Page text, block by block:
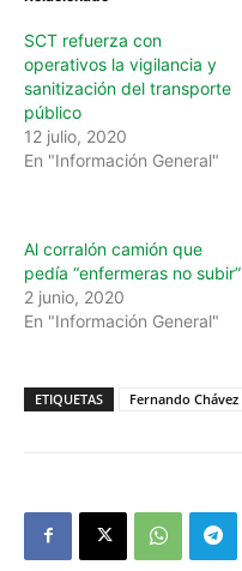
SCT refuerza con
operativos la vigilancia y
sanitización del transporte
público
12 julio, 2020
En "Información General"
Al corralón camión que
pedía “enfermeras no subir”
2 junio, 2020
En "Información General"
ETIQUETAS Fernando Chávez